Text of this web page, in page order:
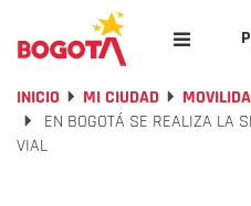
INICIO MI CIUDAD
EN BOGOTÁ SE REALIZA LA
VIAL